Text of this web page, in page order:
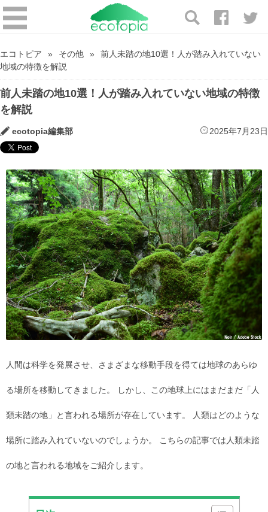
エコトピア その他
前人未踏の地10選！人が踏み入れていない
地域の特徴を解説
前人未踏の地10選！人が踏み入れていない地域の特徴
を解説
ecotopia編集部 2025年7月23日
人間は科学を発展させ、さまざまな移動手段を得ては地球のあらゆ
る場所を移動してきました。 しかし、この地球上にはまだまだ「人
類未踏の地」と言われる場所が存在しています。 人類はどのような
場所に踏み入れていないのでしょうか。 こちらの記事では人類未踏
の地と言われる地域をご紹介します。